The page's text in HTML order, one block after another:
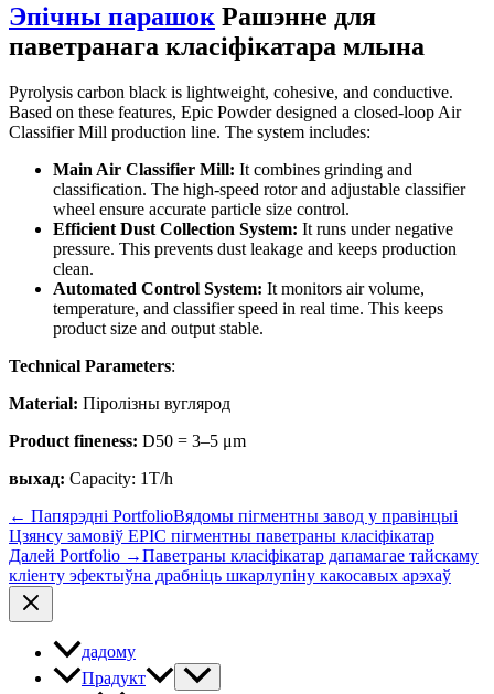
Эпічны парашок Рашэнне для
паветранага класіфікатара млына
Pyrolysis carbon black is lightweight, cohesive, and conductive.
Based on these features, Epic Powder designed a closed-loop Air
Classifier Mill production line. The system includes:
Main Air Classifier Mill: It combines grinding and
classification. The high-speed rotor and adjustable classifier
wheel ensure accurate particle size control.
Efficient Dust Collection System: It runs under negative
pressure. This prevents dust leakage and keeps production
clean.
Automated Control System: It monitors air volume,
temperature, and classifier speed in real time. This keeps
product size and output stable.
Technical Parameters:
Material: Піролізны вуглярод
Product fineness: D50 = 3–5 μm
выхад: Capacity: 1T/h
← Папярэдні PortfolioВядомы пігментны завод у правінцыі
Цзянсу замовіў EPIC пігментны паветраны класіфікатар
Далей Portfolio →Паветраны класіфікатар дапамагае тайскаму
кліенту эфектыўна драбніць шкарлупіну какосавых арэхаў
дадому
Прадукт